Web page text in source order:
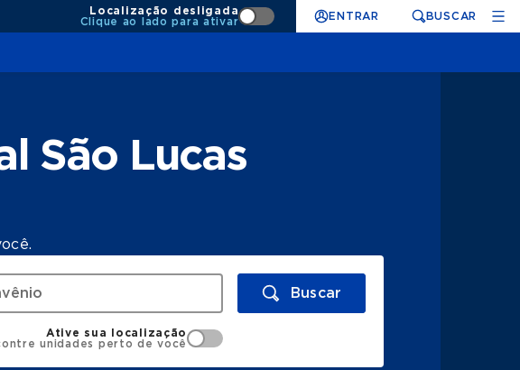
Localização desligada
Clique ao lado para ativar
ENTRAR BUSCAR
São Lucas
Buscar
Ative sua localização
unidades perto de você